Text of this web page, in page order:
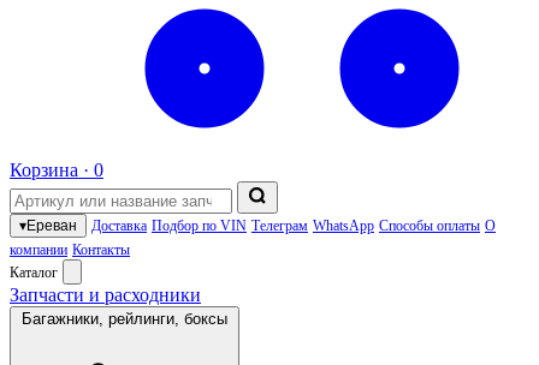
Корзина · 0
▾Ереван Доставка Подбор по VIN Телеграм WhatsApp Способы оплаты О
компании Контакты
Каталог
Запчасти и расходники
Багажники, рейлинги, боксы